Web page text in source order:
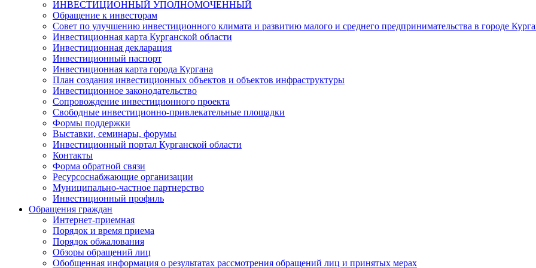
ИНВЕСТИЦИОННЫЙ УПОЛНОМОЧЕННЫЙ
Обращение к инвесторам
Совет по улучшению инвестиционного климата и развитию малого и среднего предпринимательства в городе
Инвестиционная карта Курганской области
Инвестиционная декларация
Инвестиционный паспорт
Инвестиционная карта города Кургана
План создания инвестиционных объектов и объектов инфраструктуры
Инвестиционное законодательство
Сопровождение инвестиционного проекта
Свободные инвестиционно-привлекательные площадки
Формы поддержки
Выставки, семинары, форумы
Инвестиционный портал Курганской области
Контакты
Форма обратной связи
Ресурсоснабжающие организации
Муниципально-частное партнерство
Инвестиционный профиль
Обращения граждан
Интернет-приемная
Порядок и время приема
Порядок обжалования
Обзоры обращений лиц
Обобщенная информация о результатах рассмотрения обращений лиц и принятых мерах